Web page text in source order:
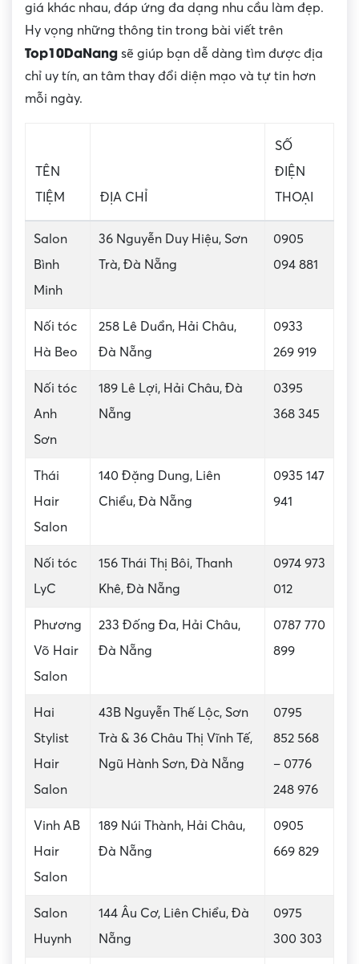
giá khác nhau, đáp ứng đa dạng nhu cầu làm đẹp.
Hy vọng những thông tin trong bài viết trên
Top10DaNang sẽ giúp bạn dễ dàng tìm được địa
chỉ uy tín, an tâm thay đổi diện mạo và tự tin hơn
mỗi ngày.
TÊN
TIỆM
ĐỊA CHỈ
SỐ
ĐIỆN
THOẠI
Salon
Bình
Minh
36 Nguyễn Duy Hiệu, Sơn
Trà, Đà Nẵng
0905
094 881
Nối tóc
Hà Beo
258 Lê Duẩn, Hải Châu,
Đà Nẵng
0933
269 919
Nối tóc
Anh
Sơn
189 Lê Lợi, Hải Châu, Đà
Nẵng
0395
368 345
Thái
Hair
Salon
140 Đặng Dung, Liên
Chiểu, Đà Nẵng
0935 147
941
Nối tóc
LyC
156 Thái Thị Bôi, Thanh
Khê, Đà Nẵng
0974 973
012
Phương
Võ Hair
Salon
233 Đống Đa, Hải Châu,
Đà Nẵng
0787 770
899
Hai
Stylist
Hair
Salon
43B Nguyễn Thế Lộc, Sơn
Trà & 36 Châu Thị Vĩnh Tế,
Ngũ Hành Sơn, Đà Nẵng
0795
852 568
– 0776
248 976
Vinh AB
Hair
Salon
189 Núi Thành, Hải Châu,
Đà Nẵng
0905
669 829
Salon
Huynh
144 Âu Cơ, Liên Chiểu, Đà
Nẵng
0975
300 303